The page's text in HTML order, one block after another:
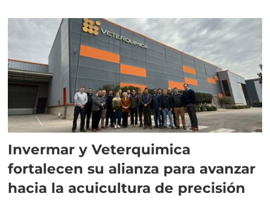
Invermar y Veterquimica
fortalecen su alianza para avanzar
hacia la acuicultura de precisión